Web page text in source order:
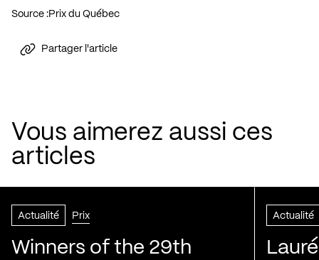
Source :Prix du Québec
Partager l'article
Vous aimerez aussi ces
articles
Actualité Prix
Winners of the 29th
Actualité